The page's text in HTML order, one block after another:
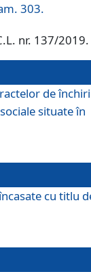
303.
nr. 137/2019.
de
situate în
cu titlu